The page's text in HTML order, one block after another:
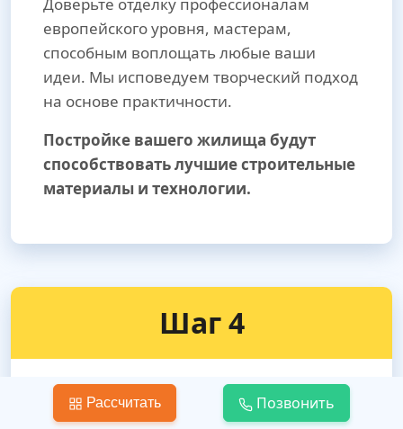
Доверьте отделку профессионалам
европейского уровня, мастерам,
способным воплощать любые ваши
идеи. Мы исповедуем творческий подход
на основе практичности.
Постройке вашего жилища будут
способствовать лучшие строительные
материалы и технологии.
Шаг 4
Вывоз строительного мусора
Рассчитать Позвонить